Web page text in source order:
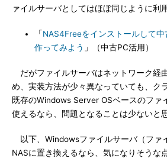
ァイルサーバとしてはほぼ同じように利
「NAS4Freeをインストールして
作ってみよう 」（中古PC活用）
だがファイルサーバはネットワーク経
め、実装方法が少々異なっていても、ク
既存のWindows Server OSベースのファ
使えるなら、問題となることは少ないと
以下、Windowsファイルサーバ（ファ
NASに置き換えるなら、気になりそうな